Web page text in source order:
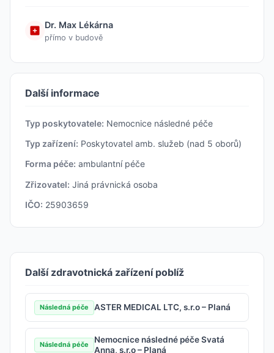
Dr. Max Lékárna
přímo v budově
Další informace
Typ poskytovatele: Nemocnice následné péče
Typ zařízení: Poskytovatel amb. služeb (nad 5 oborů)
Forma péče: ambulantní péče
Zřizovatel: Jiná právnická osoba
IČO: 25903659
Další zdravotnická zařízení poblíž
Následná péče ASTER MEDICAL LTC, s.r.o – Planá
Následná péče
Nemocnice následné péče Svatá
Anna, s.r.o – Planá